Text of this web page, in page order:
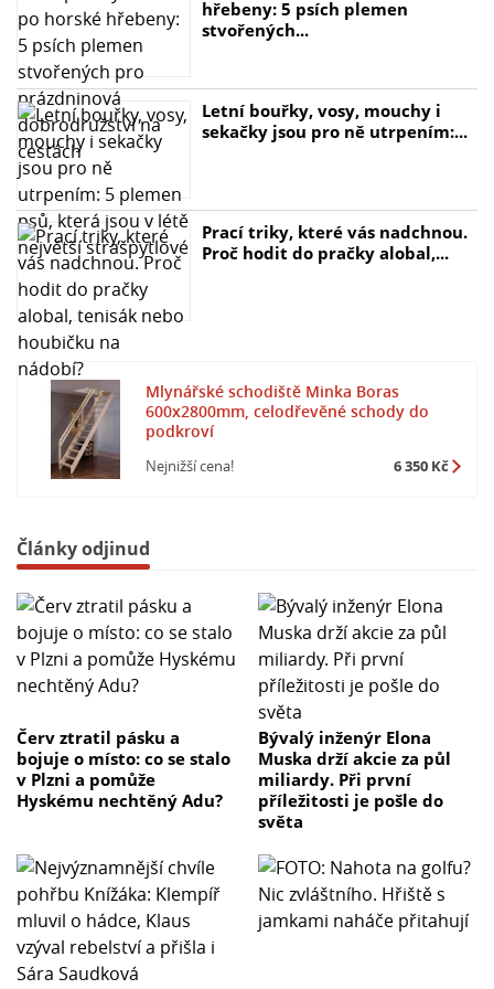
hřebeny: 5 psích plemen
stvořených...
Letní bouřky, vosy, mouchy i
sekačky jsou pro ně utrpením:...
Prací triky, které vás nadchnou.
Proč hodit do pračky alobal,...
Mlynářské schodiště Minka Boras
600x2800mm, celodřevěné schody do
podkroví
Nejnižší cena! 6 350 Kč
Články odjinud
Červ ztratil pásku a
bojuje o místo: co se stalo
v Plzni a pomůže
Hyskému nechtěný Adu?
Bývalý inženýr Elona
Muska drží akcie za půl
miliardy. Při první
příležitosti je pošle do
světa